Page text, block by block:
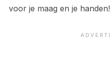
voor je maag en je handen!